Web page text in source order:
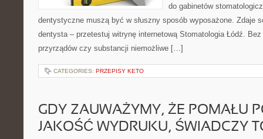
do gabinetów
dentystyczne muszą być w słuszny sposób wyposażone. Zdaje
dentysta – przetestuj witrynę internetową Stomatologia Łódź.
przyrządów czy substancji niemożliwe […]
CATEGORIES: PRZEPISY KETO
GDY ZAUWAŻYMY, ŻE POMAŁU
JAKOŚĆ WYDRUKU, ŚWIADCZY